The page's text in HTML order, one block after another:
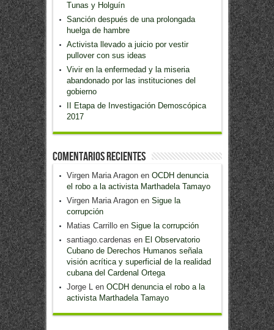
Tunas y Holguín
Sanción después de una prolongada
huelga de hambre
Activista llevado a juicio por vestir
pullover con sus ideas
Vivir en la enfermedad y la miseria
abandonado por las instituciones del
gobierno
II Etapa de Investigación Demoscópica
2017
Comentarios recientes
Virgen Maria Aragonen OCDH denuncia
el robo a la activista Marthadela Tamayo
Virgen Maria Aragonen Sigue la
corrupción
Matias Carrilloen Sigue la corrupción
santiago.cardenas en El Observatorio
Cubano de Derechos Humanos señala
visión acrítica y superficial de la realidad
cubana del Cardenal Ortega
Jorge Len OCDH denuncia el robo a la
activista Marthadela Tamayo